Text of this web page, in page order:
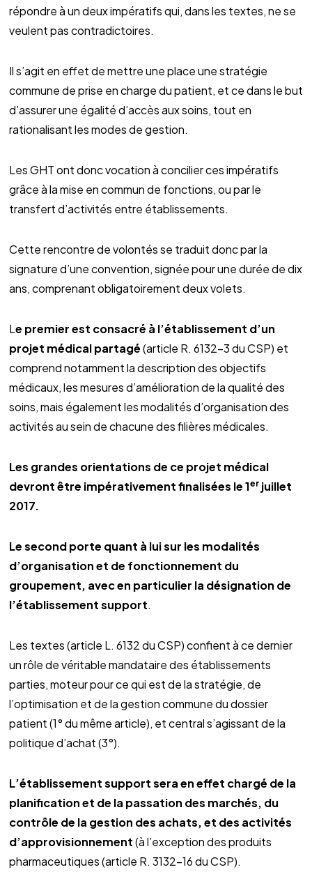
répondre à un deux impératifs qui, dans les textes, ne se
veulent pas contradictoires.
Il s’agit en effet de mettre une place une stratégie
commune de prise en charge du patient, et ce dans le but
d’assurer une égalité d’accès aux soins, tout en
rationalisant les modes de gestion.
Les GHT ont donc vocation à concilier ces impératifs
grâce à la mise en commun de fonctions, ou par le
transfert d’activités entre établissements.
Cette rencontre de volontés se traduit donc par la
signature d’une convention, signée pour une durée de dix
ans, comprenant obligatoirement deux volets.
Le premier est consacré à l’établissement d’un
projet médical partagé(article R. 6132-3 du CSP) et
comprend notamment la description des objectifs
médicaux, les mesures d’amélioration de la qualité des
soins, mais également les modalités d’organisation des
activités au sein de chacune des filières médicales.
Les grandes orientations de ce projet médical
devront être impérativement finalisées le 1erjuillet
2017.
Le second porte quant à lui sur les modalités
d’organisation et de fonctionnement du
groupement, avec en particulier la désignation de
l’établissement support.
Les textes (article L. 6132 du CSP) confient à ce dernier
un rôle de véritable mandataire des établissements
parties, moteur pour ce qui est de la stratégie, de
l’optimisation et de la gestion commune du dossier
patient (1° du même article), et central s’agissant de la
politique d’achat (3°).
L’établissement support sera en effet chargé de la
planification et de la passation des marchés, du
contrôle de la gestion des achats, et des activités
d’approvisionnement(à l’exception des produits
pharmaceutiques (article R. 3132-16 du CSP).